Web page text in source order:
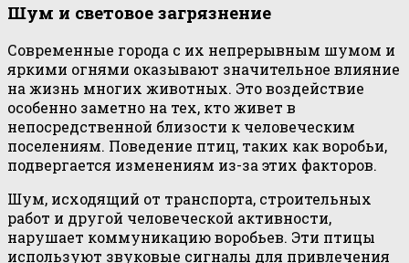
Шум и световое загрязнение
Современные города с их непрерывным шумом и
яркими огнями оказывают значительное влияние
на жизнь многих животных. Это воздействие
особенно заметно на тех, кто живет в
непосредственной близости к человеческим
поселениям. Поведение птиц, таких как воробьи,
подвергается изменениям из-за этих факторов.
Шум, исходящий от транспорта, строительных
работ и другой человеческой активности,
нарушает коммуникацию воробьев. Эти птицы
используют звуковые сигналы для привлечения